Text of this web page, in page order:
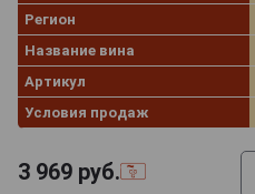
Регион
Название вина
Артикул
Условия продаж
3 969 руб.